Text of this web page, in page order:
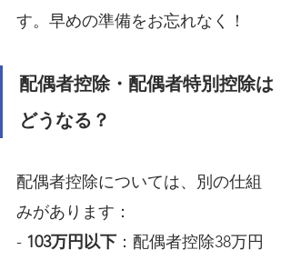
す。早めの準備をお忘れなく！
配偶者控除・配偶者特別控除は
どうなる？
配偶者控除については、別の仕組
みがあります：
- 103万円以下 ：配偶者控除38万円